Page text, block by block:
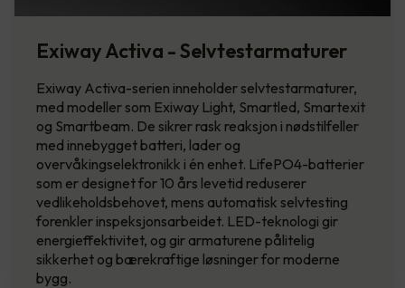
Exiway Activa - Selvtestarmaturer
Exiway Activa-serien inneholder selvtestarmaturer,
med modeller som Exiway Light, Smartled, Smartexit
og Smartbeam. De sikrer rask reaksjon i nødstilfeller
med innebygget batteri, lader og
overvåkingselektronikk i én enhet. LifePO4-batterier
som er designet for 10 års levetid reduserer
vedlikeholdsbehovet, mens automatisk selvtesting
forenkler inspeksjonsarbeidet. LED-teknologi gir
energieffektivitet, og gir armaturene pålitelig
sikkerhet og bærekraftige løsninger for moderne
bygg.